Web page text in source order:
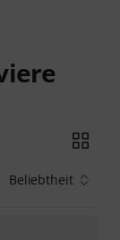
Beliebtheit